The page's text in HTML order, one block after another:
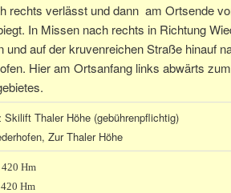
rechts verlässt und dann am Ortsende
In Missen nach rechts in Richtung
und auf der kruvenreichen Straße hinauf
Hier am Ortsanfang links abwärts
Skilift Thaler Höhe (gebührenpflichtig)
Zur Thaler Höhe
Hm
Hm